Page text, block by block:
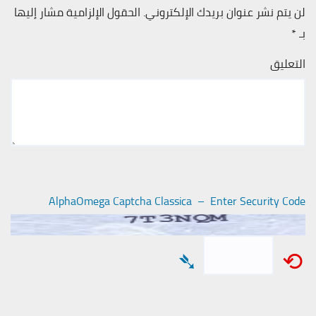
لن يتم نشر عنوان بريدك الإلكتروني. الحقول الإلزامية مشار إليها
بـ*
التعليق
AlphaOmega Captcha Classica – Enter Security Code
⟲
➴